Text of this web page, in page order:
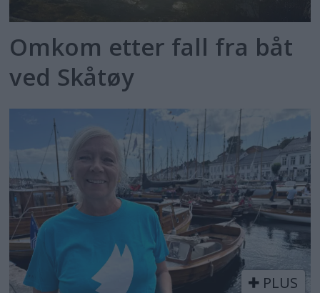
Omkom etter fall fra båt
ved Skåtøy
PLUS